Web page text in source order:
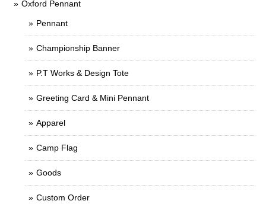
Oxford Pennant
Pennant
Championship Banner
P.T Works & Design Tote
Greeting Card & Mini Pennant
Apparel
Camp Flag
Goods
Custom Order